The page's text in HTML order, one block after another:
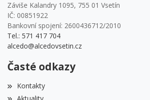
Záviše Kalandry 1095, 755 01 Vsetín
IČ: 00851922
Bankovní spojení: 2600436712/2010
Tel.: 571 417 704
alcedo@alcedovsetin.cz
Časté odkazy
Kontakty